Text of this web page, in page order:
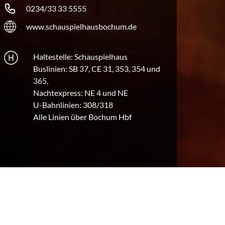
0234/33 33 5555
www.schauspielhausbochum.de
Haltestelle: Schauspielhaus
Buslinien: SB 37, CE 31, 353, 354 und
365,
Nachtexpress: NE 4 und NE
U-Bahnlinien: 308/318
Alle Linien über Bochum Hbf